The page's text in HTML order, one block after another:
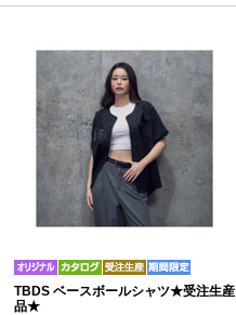
TBDS ベースボールシャツ★受注生産
品★